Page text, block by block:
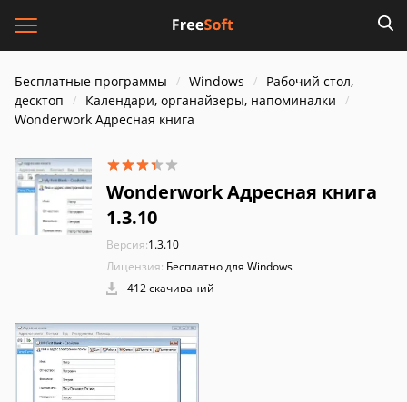
Бесплатные программы Windows
Рабочий стол,
десктоп
Календари, органайзеры, напоминалки
Wonderwork Адресная книга
Wonderwork Адресная книга
1.3.10
Версия:1.3.10
Лицензия: Бесплатно для Windows
412 скачиваний